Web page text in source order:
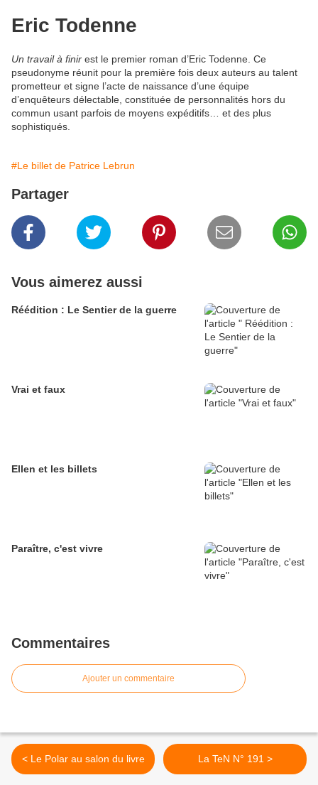
Eric Todenne
Un travail à finir est le premier roman d’Eric Todenne. Ce
pseudonyme réunit pour la première fois deux auteurs au talent
prometteur et signe l’acte de naissance d’une équipe
d’enquêteurs délectable, constituée de personnalités hors du
commun usant parfois de moyens expéditifs… et des plus
sophistiqués.
#Le billet de Patrice Lebrun
Partager
Vous aimerez aussi
Réédition : Le Sentier de la guerre
Vrai et faux
Ellen et les billets
Paraître, c'est vivre
Commentaires
Ajouter un commentaire
< Le Polar au salon du livre La TeN N° 191 >